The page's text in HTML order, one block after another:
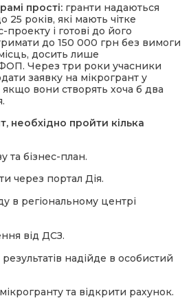
прості: гранти надаються
25 років, які мають чітке
проекту і готові до його
до 150 000 грн без вимоги
досить лише
Через три роки учасники
заявку на мікрогрант у
якщо вони створять хоча б два
необхідно пройти кілька
та бізнес-план.
через портал Дія.
в регіональному центрі
від ДСЗ.
надійде в особистий
та відкрити рахунок.